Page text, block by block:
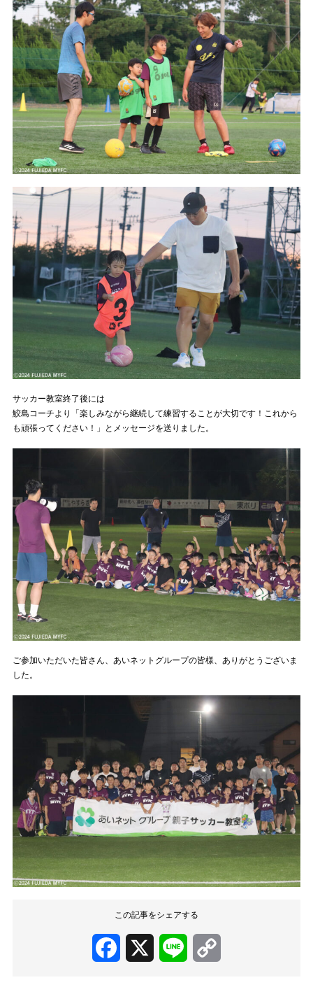
サッカー教室終了後には
鮫島コーチより「楽しみながら継続して練習することが大切です！これから
も頑張ってください！」とメッセージを送りました。
ご参加いただいた皆さん、あいネットグループの皆様、ありがとうございま
した。
この記事をシェアする
Facebook Line